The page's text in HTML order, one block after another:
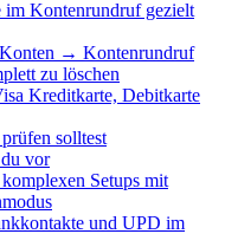
im Kontenrundruf gezielt
→ Kontenrundruf
zu löschen
Kreditkarte, Debitkarte
solltest
vor
Setups mit
und UPD im